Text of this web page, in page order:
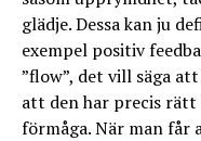
glädje. Dessa kan ju
exempel positiv
”flow”, det vill säga
att den har precis
förmåga. När man får